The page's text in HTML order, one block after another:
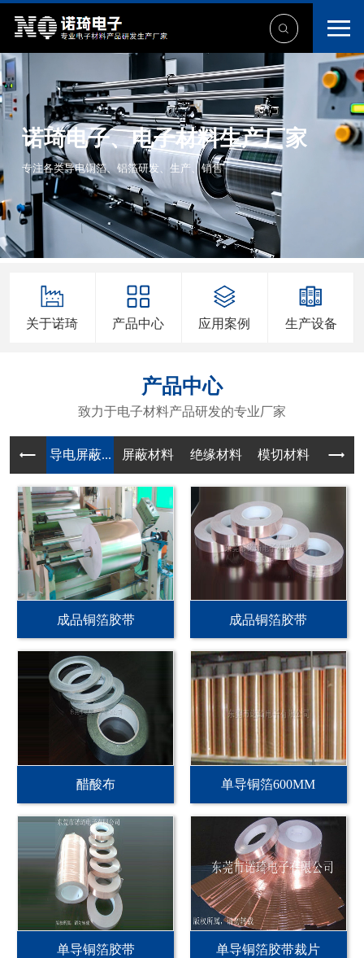
诺琦电子、电子材料生产厂家
专注各类导电铜箔、铝箔研发、生产、销售
关于诺琦 产品中心 应用案例 生产设备
产品中心
致力于电子材料产品研发的专业厂家
导电屏蔽... 屏蔽材料 绝缘材料 模切材料
成品铜箔胶带 成品铜箔胶带
醋酸布 单导铜箔600MM
单导铜箔胶带 单导铜箔胶带裁片